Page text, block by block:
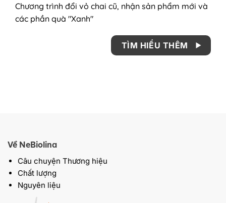
Chương trình đổi vỏ chai cũ, nhận sản phẩm mới và
các phần quà "Xanh"
TÌM HIỂU THÊM
Về NeBiolina
Câu chuyện Thương hiệu
Chất lượng
Nguyên liệu